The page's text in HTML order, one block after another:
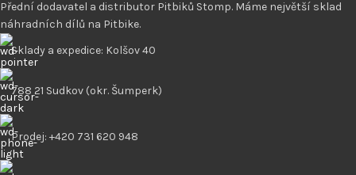
Přední dodavatel a distributor Pitbiků Stomp. Máme největší sklad
náhradních dílů na Pitbike.
Sklady a expedice: Kolšov 40
788 21 Sudkov (okr. Šumperk)
Prodej: +420 731 620 948